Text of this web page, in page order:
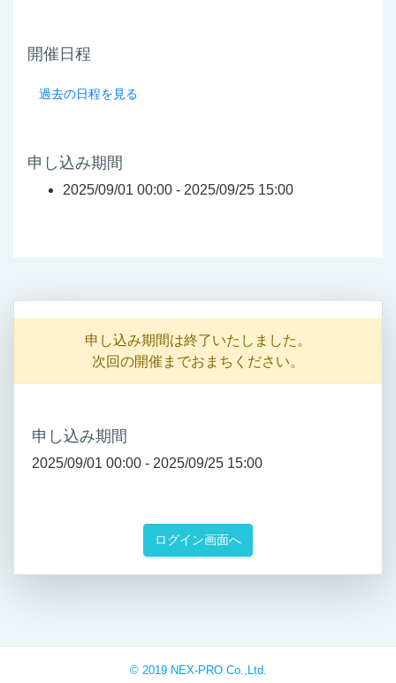
開催日程
過去の日程を見る
申し込み期間
2025/09/01 00:00 - 2025/09/25 15:00
申し込み期間は終了いたしました。
次回の開催までおまちください。
申し込み期間
2025/09/01 00:00 - 2025/09/25 15:00
ログイン画面へ
© 2019 NEX-PRO Co.,Ltd.